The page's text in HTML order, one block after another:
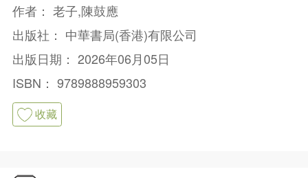
作者： 老子,陳鼓應
出版社： 中華書局(香港)有限公司
出版日期： 2026年06月05日
ISBN： 9789888959303
收藏